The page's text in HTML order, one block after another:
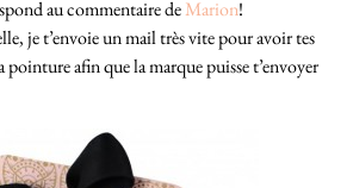
au commentaire deMarion!
je t’envoie un mail très vite pour avoir tes
afin que la marque puisse t’envoyer